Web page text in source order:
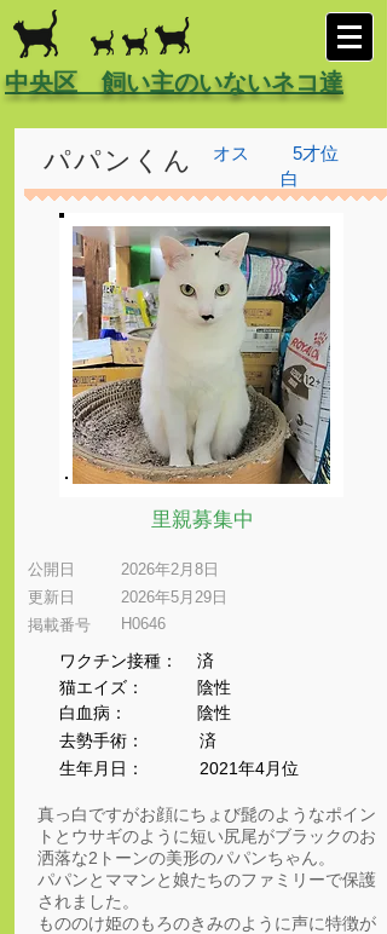
中央区 飼い主のいないネコ達
オス
パパンくん
5才位
白
里親募集中
公開日
更新日
​掲載番号
2026年2月8日
2026年5月29日
H0646
ワクチン接種：
猫エイズ：
​白血病：
​去勢手術：
生年月日：
済
陰性
陰性
済
2021年4月位
真っ白ですがお顔にちょび髭のようなポイン
トとウサギのように短い尻尾がブラックのお
洒落な2トーンの美形のパパンちゃん。
パパンとママンと娘たちのファミリーで保護
されました。
もののけ姫のもろのきみのように声に特徴が